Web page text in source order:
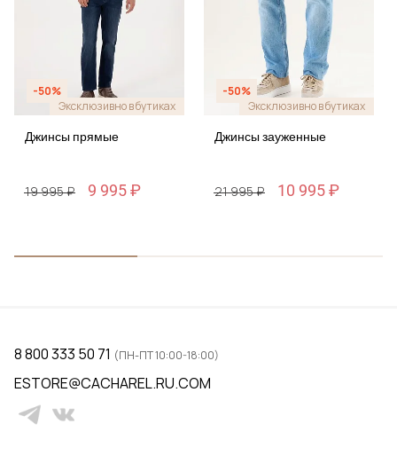
-50%
Эксклюзивно в бутиках
Джинсы прямые
19 995 ₽ 9 995 ₽
-50%
Эксклюзивно в бутиках
Джинсы зауженные
21 995 ₽ 10 995 ₽
8 800 333 50 71 (ПН-ПТ 10:00-18:00)
ESTORE@CACHAREL.RU.COM